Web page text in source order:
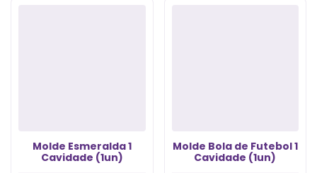
Molde Esmeralda 1
Cavidade (1un)
Molde Bola de Futebol 1
Cavidade (1un)